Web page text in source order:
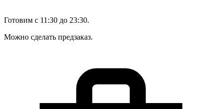
Готовим с 11:30 до 23:30.
Можно сделать предзаказ.